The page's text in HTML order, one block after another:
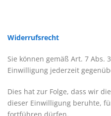
Widerrufsrecht
Sie können gemäß Art. 7 Abs.
Einwilligung jederzeit
Dies hat zur Folge, dass wir
dieser Einwilligung beruhte,